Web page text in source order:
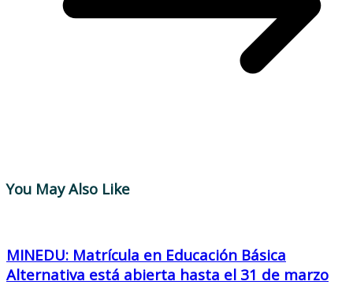
You May Also Like
MINEDU: Matrícula en Educación Básica
Alternativa está abierta hasta el 31 de marzo